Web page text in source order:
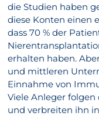
die Studien haben
diese Konten einen
dass 70 % der
erhalten haben.
und mittleren
Einnahme von
Viele Anleger
und verbreiten ihn